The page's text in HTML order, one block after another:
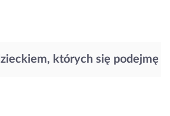
których się podejmę